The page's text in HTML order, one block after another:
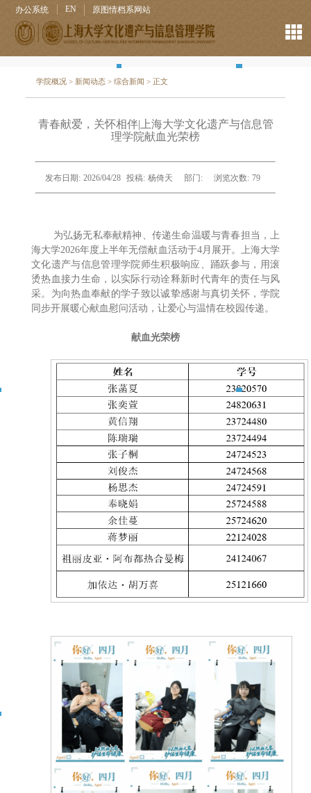
办公系统 EN 原图情档系网站
学院概况 > 新闻动态 >综合新闻 > 正文
青春献爱，关怀相伴|上海大学文化遗产与信息管
理学院献血光荣榜
发布日期: 2026/04/28 投稿: 杨倚天 部门: 浏览次数: 79
为弘扬无私奉献精神、传递生命温暖与青春担当，上
海大学2026年度上半年无偿献血活动于4月展开。上海大学
文化遗产与信息管理学院师生积极响应、踊跃参与，用滚
烫热血接力生命，以实际行动诠释新时代青年的责任与风
采。为向热血奉献的学子致以诚挚感谢与真切关怀，学院
同步开展暖心献血慰问活动，让爱心与温情在校园传递。
献血光荣榜